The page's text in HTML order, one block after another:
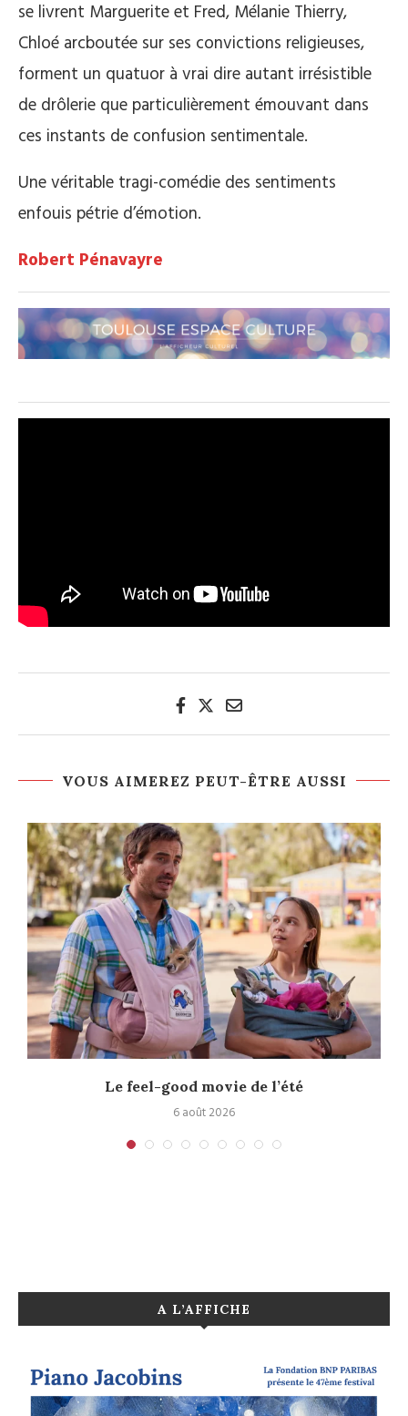
se livrent Marguerite et Fred, Mélanie Thierry,
Chloé arcboutée sur ses convictions religieuses,
forment un quatuor à vrai dire autant irrésistible
de drôlerie que particulièrement émouvant dans
ces instants de confusion sentimentale.
Une véritable tragi-comédie des sentiments
enfouis pétrie d’émotion.
Robert Pénavayre
VOUS AIMEREZ PEUT-ÊTRE AUSSI
Le feel-good movie de l’été
6 août 2026
A L’AFFICHE